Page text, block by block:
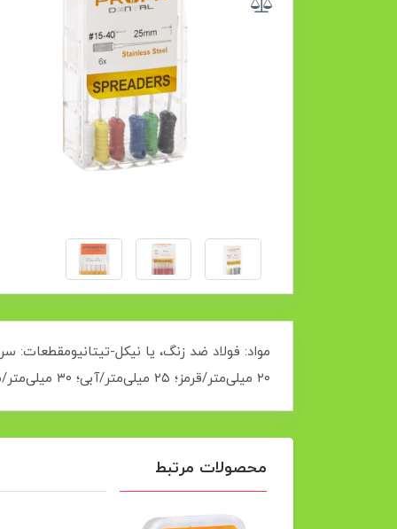
۲۰ میلی‌متر/قرمز؛ ۲۵ میلی‌متر/آبی؛ ۳۰ میلی‌متر/سبز؛ ۳۵ میلی‌متر و/سیاه؛ ۴۰ میلی‌متر)هماهنگی با لوازم جانبی – نقطه‌های گوتاپرکا برای انسداد آسان
محصولات مرتبط